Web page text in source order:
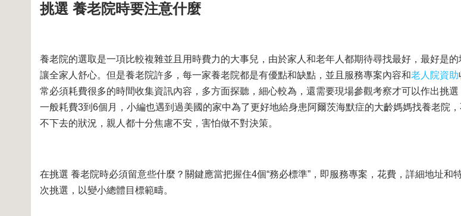
挑選 養老院時要注意什麼
養老院的選取是一項比較複雜並且用時費力的大事兒，由於家人和老年人都期待尋找最好，最好是的
讓全家人舒心。但是養老院許多，每一家養老院都是有優點和缺點，並且服務專案內容和老人院資助
常必須耗費很多的時間收集資訊內容，多方面探聽，細心較為，還需要現場參觀考察才可以作出挑
一般耗費3到6個月，小編也遇到過美國的家中為了更好地給身患阿爾茨海默症的大齡媽媽找養老院
不下去的狀況，親人都十分焦慮不安，害怕做不對決策。
在挑選 養老院時必須留意些什麼？關鍵應當把握住4個“務必標準”，即服務專案，花費，詳細地址和
次挑選，以變小總體目標範疇。